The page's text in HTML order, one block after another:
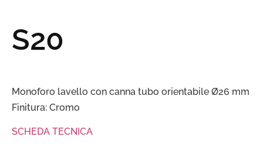
S20
Monoforo lavello con canna tubo orientabile Ø26 mm
Finitura: Cromo
SCHEDA TECNICA